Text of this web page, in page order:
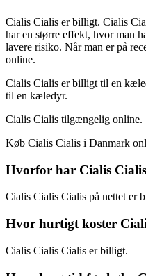
Cialis Cialis er billigt. Cialis
har en større effekt, hvor man
lavere risiko. Når man er på
online.
Cialis Cialis er billigt til en
til en kæledyr.
Cialis Cialis tilgængelig online.
Køb Cialis Cialis i Danmark
Hvorfor har Cialis
Cialis Cialis Cialis på nettet er
Hvor hurtigt koster
Cialis Cialis Cialis er billigt.